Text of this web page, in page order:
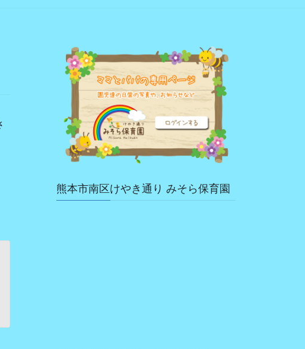
熊本市南区けやき通り みそら保育園